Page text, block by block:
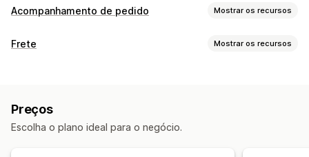
Acompanhamento de pedido Mostrar os recursos
Acompanhamento
Link de rastreamento personalizado
Data de entrega estimada Rastreamento global
Frete Mostrar os recursos
Em vários idiomas
Preços
Escolha o plano ideal para o negócio.